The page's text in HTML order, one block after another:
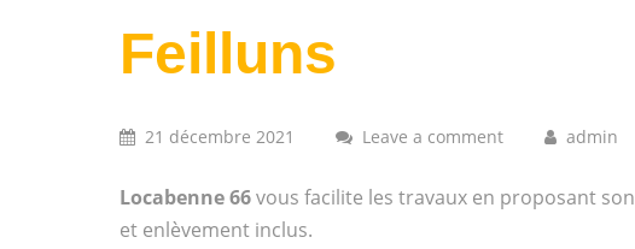
Feilluns
21 décembre 2021 Leave a comment admin
Locabenne 66vous facilite les travaux en proposant
et enlèvement inclus.